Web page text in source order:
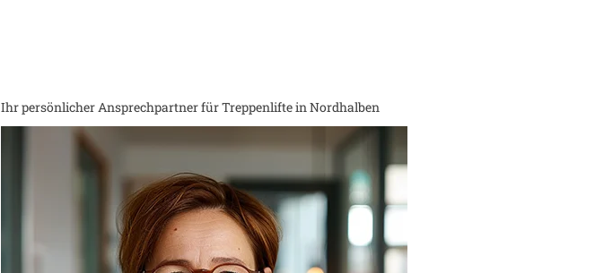
Ihr persönlicher Ansprechpartner für Treppenlifte in Nordhalben